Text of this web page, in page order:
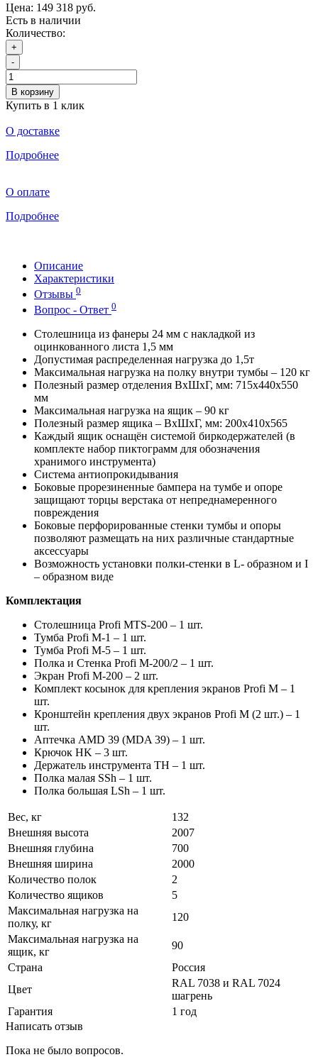
Цена: 149 318 руб.
Есть в наличии
Количество:
+
-
В корзину
Купить в 1 клик
О доставке
Подробнее
О оплате
Подробнее
Описание
Характеристики
Отзывы 0
Вопрос - Ответ 0
Столешница из фанеры 24 мм с накладкой из
оцинкованного листа 1,5 мм
Допустимая распределенная нагрузка до 1,5т
Максимальная нагрузка на полку внутри тумбы – 120 кг
Полезный размер отделения ВхШхГ, мм: 715х440х550
мм
Максимальная нагрузка на ящик – 90 кг
Полезный размер ящика – ВхШхГ, мм: 200х410х565
Каждый ящик оснащён системой биркодержателей (в
комплекте набор пиктограмм для обозначения
хранимого инструмента)
Система антиопрокидывания
Боковые прорезиненные бампера на тумбе и опоре
защищают торцы верстака от непреднамеренного
повреждения
Боковые перфорированные стенки тумбы и опоры
позволяют размещать на них различные стандартные
аксессуары
Возможность установки полки-стенки в L- образном и I
– образном виде
Комплектация
Столешница Profi MTS-200 – 1 шт.
Тумба Profi M-1 – 1 шт.
Тумба Profi M-5 – 1 шт.
Полка и Стенка Profi M-200/2 – 1 шт.
Экран Profi M-200 – 2 шт.
Комплект косынок для крепления экранов Profi M – 1
шт.
Кронштейн крепления двух экранов Profi M (2 шт.) – 1
шт.
Аптечка AMD 39 (MDA 39) – 1 шт.
Крючок HK – 3 шт.
Держатель инструмента TH – 1 шт.
Полка малая SSh – 1 шт.
Полка большая LSh – 1 шт.
Вес, кг
132
Внешняя высота
2007
Внешняя глубина
700
Внешняя ширина
2000
Количество полок
2
Количество ящиков
5
Максимальная нагрузка на
полку, кг
120
Максимальная нагрузка на
ящик, кг
90
Страна
Россия
Цвет
RAL 7038 и RAL 7024
шагрень
Гарантия
1 год
Написать отзыв
Пока не было вопросов.